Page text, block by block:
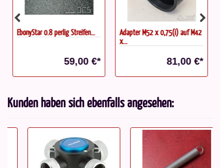
EbonyStar 0.8 perlig Streifen...
59,00 €*
Adapter M52 x 0,75(i) auf M42
x...
81,00 €*
Kunden haben sich ebenfalls angesehen: